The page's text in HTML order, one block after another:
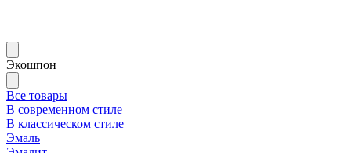
Экошпон
Все товары
В современном стиле
В классическом стиле
Эмаль